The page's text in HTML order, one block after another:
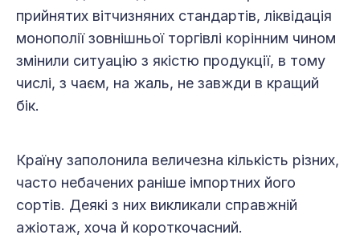
прийнятих вітчизняних стандартів, лік­ві­дація
монополії зовнішньої торгівлі корінним чином
змінили ситуацію з якістю продукції, в тому
числі, з чаєм, на жаль, не завжди в кращий
бік.
Країну заполонила величезна кількість різних,
часто небачених раніше імпортних його
сортів. Деякі з них викликали справжній
ажіотаж, хоча й короткочасний.